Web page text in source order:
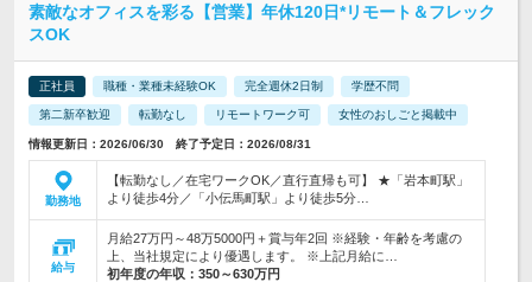
素敵なオフィスを彩る【営業】年休120日*リモート＆フレック
スOK
正社員 職種・業種未経験OK 完全週休2日制 学歴不問
第二新卒歓迎 転勤なし リモートワーク可 女性のおしごと掲載中
情報更新日：2026/06/30 終了予定日：2026/08/31
勤務地
【転勤なし／在宅ワークOK／直行直帰も可】 ★「岩本町駅」
より徒歩4分／「小伝馬町駅」より徒歩5分…
給与
月給27万円～48万5000円＋賞与年2回 ※経験・年齢を考慮の
上、当社規定により優遇します。 ※上記月給に…
初年度の年収： 350～630万円